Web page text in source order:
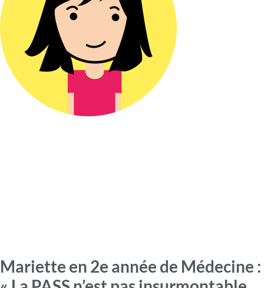
Mariette en 2e année de Médecine :